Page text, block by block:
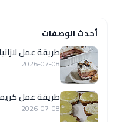
أحدث الوصفات
طريقة عمل
2026-07-08
طريقة عمل
2026-07-08